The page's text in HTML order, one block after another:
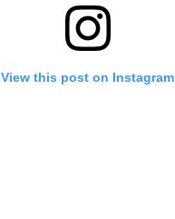
View this post on Instagram